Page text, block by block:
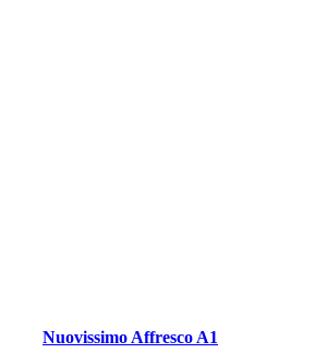
Nuovissimo Affresco A1